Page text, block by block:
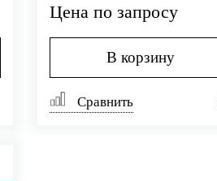
Цена по запросу
В корзину
Сравнить